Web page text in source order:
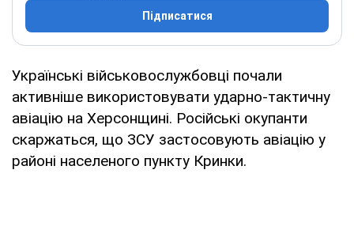
Підписатися
Українські військовослужбовці почали
активніше використовувати ударно-тактичну
авіацію на Херсонщині. Російські окупанти
скаржаться, що ЗСУ застосовують авіацію у
районі населеного пункту Кринки.